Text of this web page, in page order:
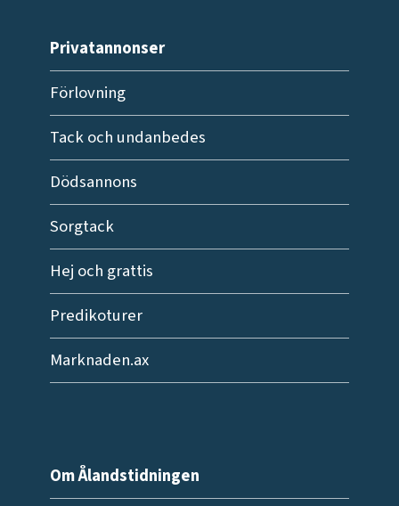
Privatannonser
Förlovning
Tack och undanbedes
Dödsannons
Sorgtack
Hej och grattis
Predikoturer
Marknaden.ax
Om Ålandstidningen